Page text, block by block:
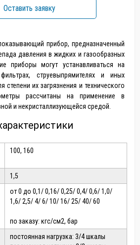
Оставить заявку
прибор, предназначенный
давления в жидких и газообразных
приборы могут устанавливаться на
струевыпрямителях и иных
степени их загрязнения и технического
рассчитаны на применение в
и некристаллизующейся средой.
100, 160
1,5
от 0 до 0,1/ 0,16/ 0,25/ 0,4/ 0,6/ 1,0/
1,6/ 2,5/ 4/ 6/ 10/ 16/ 25/ 40/ 60
по заказу: кгс/см2, бар
постоянная нагрузка: 3/4 шкалы